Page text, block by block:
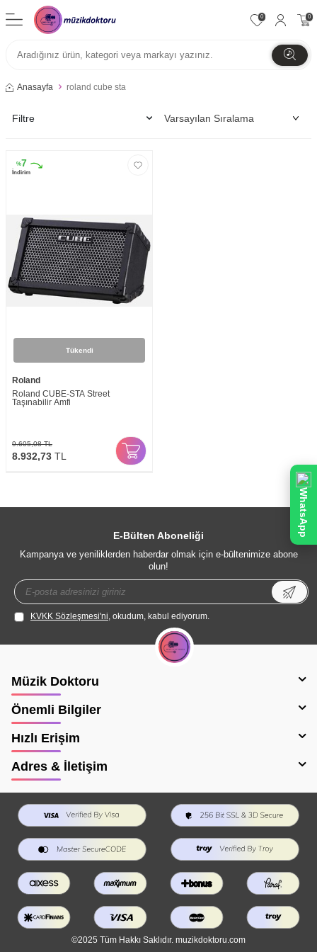
0 0
Anasayfa roland cube sta
Filtre
%7
İndirim
Tükendi
Roland
Roland CUBE-STA Street
Taşınabilir Amfi
9.605,08TL
8.932,73 TL
E-Bülten Aboneliği
Kampanya ve yeniliklerden haberdar olmak için e-bültenimize abone
olun!
KVKK Sözleşmesi'ni, okudum, kabul ediyorum.
Müzik Doktoru
Önemli Bilgiler
Hızlı Erişim
Adres & İletişim
©2025 Tüm Hakkı Saklıdır. muzikdoktoru.com
WhatsApp